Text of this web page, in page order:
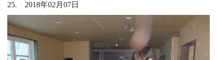
25. 2018年02月07日